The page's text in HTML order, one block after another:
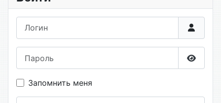
Запомнить меня